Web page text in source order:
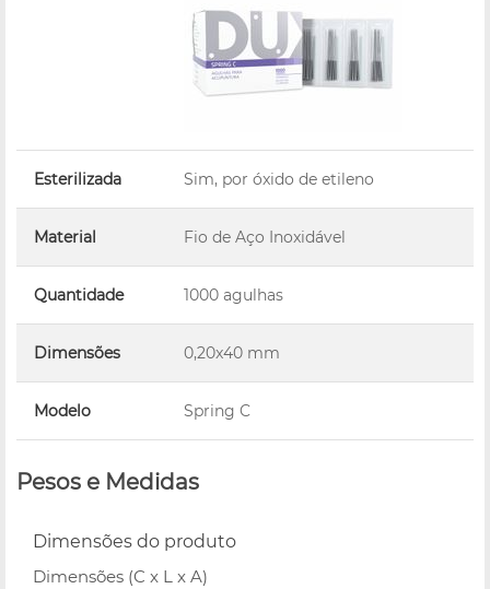
Esterilizada Sim, por óxido de etileno
Material Fio de Aço Inoxidável
Quantidade 1000 agulhas
Dimensões 0,20x40 mm
Modelo Spring C
Pesos e Medidas
Dimensões do produto
Dimensões (C x L x A)